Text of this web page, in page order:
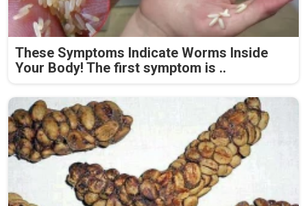
These Symptoms Indicate Worms Inside
Your Body! The first symptom is ..